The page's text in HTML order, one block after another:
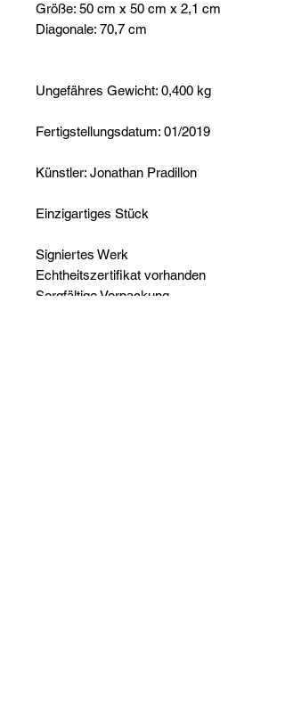
Größe: 50 cm x 50 cm x 2,1 cm
Diagonale: 70,7 cm
Ungefähres Gewicht: 0,400 kg
Fertigstellungsdatum: 01/2019
Künstler: Jonathan Pradillon
Einzigartiges Stück
Signiertes Werk
Echtheitszertifikat vorhanden
Sorgfältige Verpackung